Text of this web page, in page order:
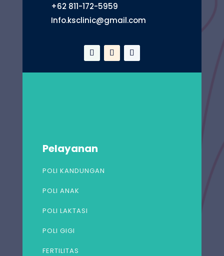
+62 811-172-5959
Info.ksclinic@gmail.com
Pelayanan
POLI KANDUNGAN
POLI ANAK
POLI LAKTASI
POLI GIGI
FERTILITAS